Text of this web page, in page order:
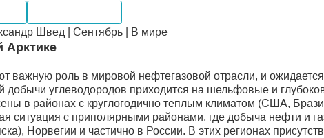
Швед | Сентябрь | В мире
Арктике
важную роль в мировой нефтегазовой отрасли, и
добычи углеводородов приходится на шельфовые и
в районах с круглогодично теплым климатом (США,
ситуация с приполярными районами, где добыча нефти и
Норвегии и частично в России. В этих регионах